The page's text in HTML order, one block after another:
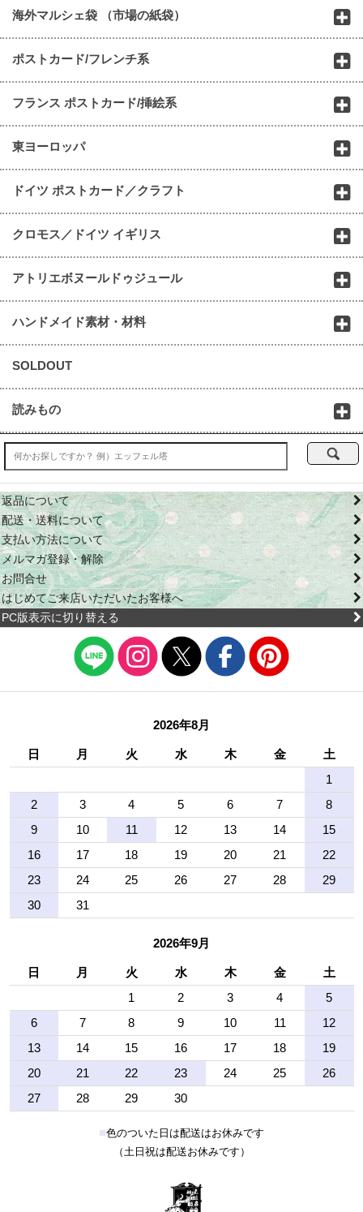
海外マルシェ袋 （市場の紙袋）
ポストカード/フレンチ系
フランス ポストカード/挿絵系
東ヨーロッパ
ドイツ ポストカード／クラフト
クロモス／ドイツ イギリス
アトリエボヌールドゥジュール
ハンドメイド素材・材料
SOLDOUT
読みもの
返品について
配送・送料について
支払い方法について
メルマガ登録・解除
お問合せ
はじめてご来店いただいたお客様へ
PC版表示に切り替える
2026年8月
日 月 火 水 木 金
土
1
2
3 4 5 6 7
8
9
10 11 12 13 14
15
16
17 18 19 20 21
22
23
24 25 26 27 28
29
30
31
2026年9月
日 月 火 水 木 金
土
1
2 3 4
5
6
7 8 9 10 11
12
13
14 15 16 17 18
19
20
21 22 23 24 25
26
27
28 29 30
■色のついた日は配送はお休みです
（土日祝は配送お休みです）